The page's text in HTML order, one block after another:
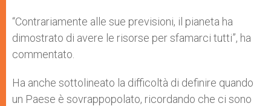
“Contrariamente alle sue previsioni, il pianeta ha
dimostrato di avere le risorse per sfamarci tutti”, ha
commentato.
Ha anche sottolineato la difficoltà di definire quando
un Paese è sovrappopolato, ricordando che ci sono